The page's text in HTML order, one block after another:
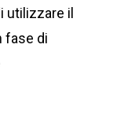
utilizzare il
fase di